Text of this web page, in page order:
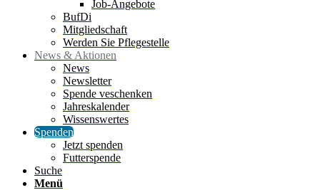
Job-Angebote
BufDi
Mitgliedschaft
Werden Sie Pflegestelle
News & Aktionen
News
Newsletter
Spende veschenken
Jahreskalender
Wissenswertes
Spenden
Jetzt spenden
Futterspende
Suche
Menü